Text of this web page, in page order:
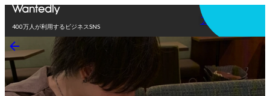
400万人が利用するビジネスSNS
アプリを使う